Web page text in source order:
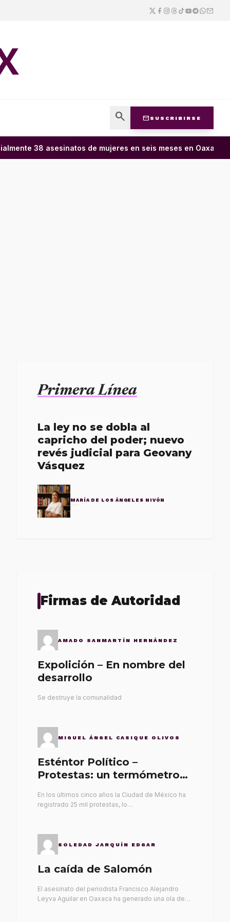
search mail SUSCRIBIRSE
38 asesinatos de mujeres en seis meses en Oaxaca; 11
Primera Línea
La ley no se dobla al
capricho del poder; nuevo
revés judicial para Geovany
Vásquez
MARÍA DE LOS ÁNGELES NIVÓN
Firmas de Autoridad
AMADO SANMARTÍN HERNÁNDEZ
Expolición – En nombre del
desarrollo
Se destruye la comunalidad
MIGUEL ÁNGEL CASIQUE OLIVOS
Esténtor Político –
Protestas: un termómetro
En los últimos cinco años la Ciudad de México ha
registrado 25 mil protestas, lo…
SOLEDAD JARQUÍN EDGAR
La caída de Salomón
El asesinato del periodista Francisco Alejandro
Leyva Aguilar en Oaxaca ha generado una ola de…